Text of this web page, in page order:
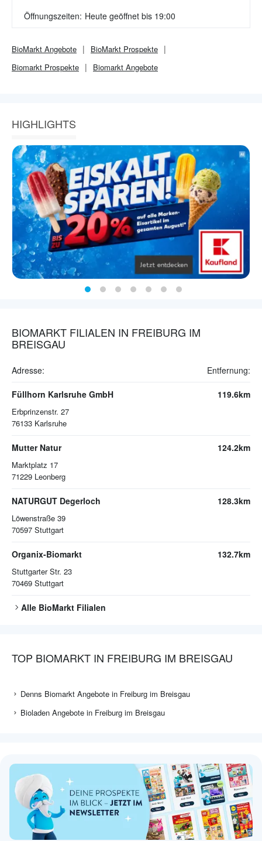
Öffnungszeiten: Heute geöffnet bis 19:00
BioMarkt Angebote BioMarkt Prospekte
Biomarkt Prospekte Biomarkt Angebote
HIGHLIGHTS
BIOMARKT FILIALEN IN FREIBURG IM
BREISGAU
Adresse: Entfernung:
Füllhorn Karlsruhe GmbH
Erbprinzenstr. 27
76133 Karlsruhe
119.6km
Mutter Natur
Marktplatz 17
71229 Leonberg
124.2km
NATURGUT Degerloch
Löwenstraße 39
70597 Stuttgart
128.3km
Organix-Biomarkt
Stuttgarter Str. 23
70469 Stuttgart
132.7km
Alle BioMarkt Filialen
TOP BIOMARKT IN FREIBURG IM BREISGAU
Denns Biomarkt Angebote in Freiburg im Breisgau
Bioladen Angebote in Freiburg im Breisgau